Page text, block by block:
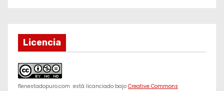
Licencia
f1enestadopuro.com está licanciado bajo Creative Commons